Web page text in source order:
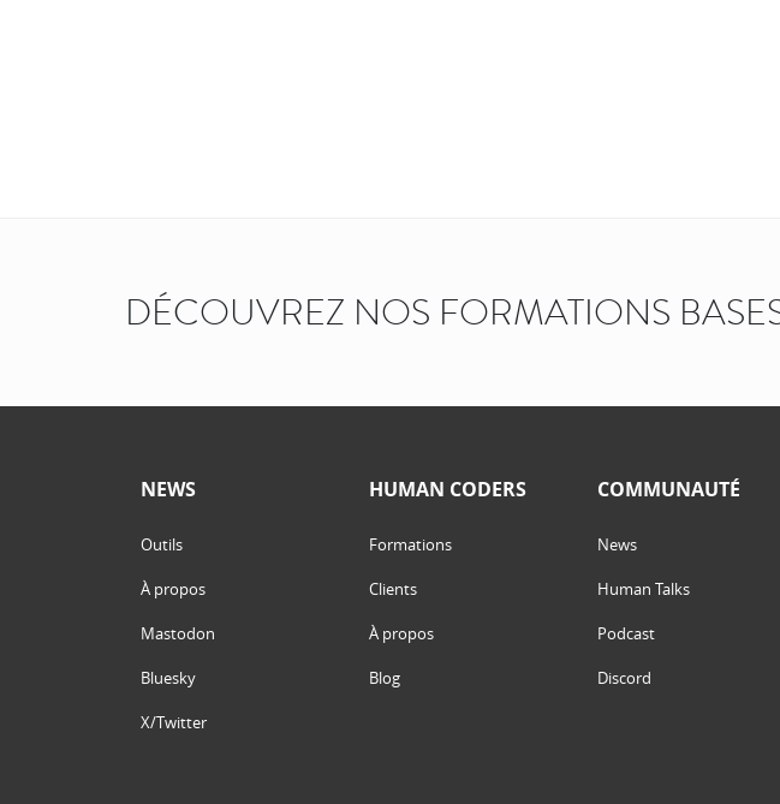
DÉCOUVREZ NOS FORMATIONS
NEWS
Outils
À propos
Mastodon
Bluesky
X/Twitter
HUMAN CODERS
Formations
Clients
À propos
Blog
COMMUNAUTÉ
News
Human Talks
Podcast
Discord